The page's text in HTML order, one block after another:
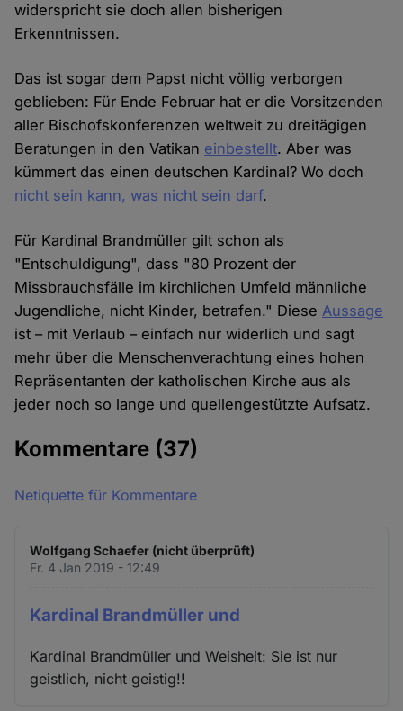
widerspricht sie doch allen bisherigen
Erkenntnissen.
Das ist sogar dem Papst nicht völlig verborgen
geblieben: Für Ende Februar hat er die Vorsitzenden
aller Bischofskonferenzen weltweit zu dreitägigen
Beratungen in den Vatikan einbestellt. Aber was
kümmert das einen deutschen Kardinal? Wo doch
nicht sein kann, was nicht sein darf.
Für Kardinal Brandmüller gilt schon als
"Entschuldigung", dass "80 Prozent der
Missbrauchsfälle im kirchlichen Umfeld männliche
Jugendliche, nicht Kinder, betrafen." DieseAussage
ist – mit Verlaub – einfach nur widerlich und sagt
mehr über die Menschenverachtung eines hohen
Repräsentanten der katholischen Kirche aus als
jeder noch so lange und quellengestützte Aufsatz.
Kommentare (37)
Netiquette für Kommentare
Wolfgang Schaefer (nicht überprüft)
Fr. 4 Jan 2019 - 12:49
Kardinal Brandmüller und
Kardinal Brandmüller und Weisheit: Sie ist nur
geistlich, nicht geistig!!